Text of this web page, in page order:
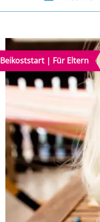
Beikoststart | Für Eltern